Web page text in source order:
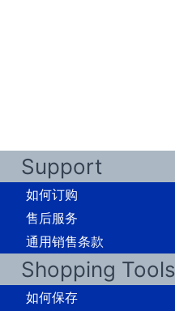
Support
如何订购
售后服务
通用销售条款
Shopping Tools
如何保存